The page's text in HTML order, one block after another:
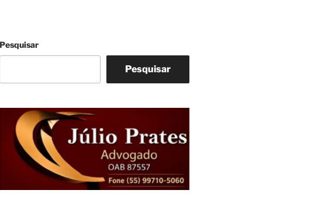
Pesquisar
Pesquisar